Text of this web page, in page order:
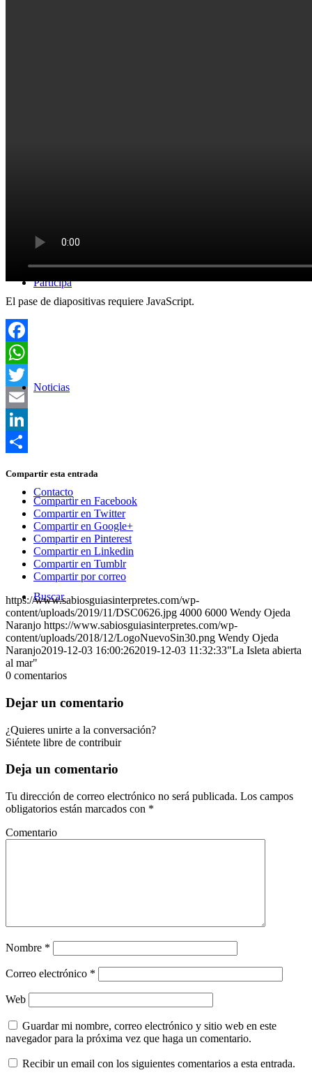
Participa
Noticias
Contacto
Buscar
El pase de diapositivas requiere JavaScript.
Facebook
WhatsApp
Twitter
Email
LinkedIn
Compartir esta entrada
Compartir en Facebook
Compartir en Twitter
Compartir en Google+
Compartir en Pinterest
Compartir en Linkedin
Compartir en Tumblr
Compartir por correo
https://www.sabiosguiasinterpretes.com/wp-
content/uploads/2019/11/DSC0626.jpg 4000 6000 Wendy Ojeda
Naranjo https://www.sabiosguiasinterpretes.com/wp-
content/uploads/2018/12/LogoNuevoSin30.png Wendy Ojeda
Naranjo2019-12-03 16:00:262019-12-03 11:32:33"La Isleta abierta
al mar"
0 comentarios
Dejar un comentario
¿Quieres unirte a la conversación?
Siéntete libre de contribuir
Deja un comentario
Tu dirección de correo electrónico no será publicada. Los campos
obligatorios están marcados con *
Comentario
Nombre *
Correo electrónico *
Web
Guardar mi nombre, correo electrónico y sitio web en este
navegador para la próxima vez que haga un comentario.
Recibir un email con los siguientes comentarios a esta entrada.